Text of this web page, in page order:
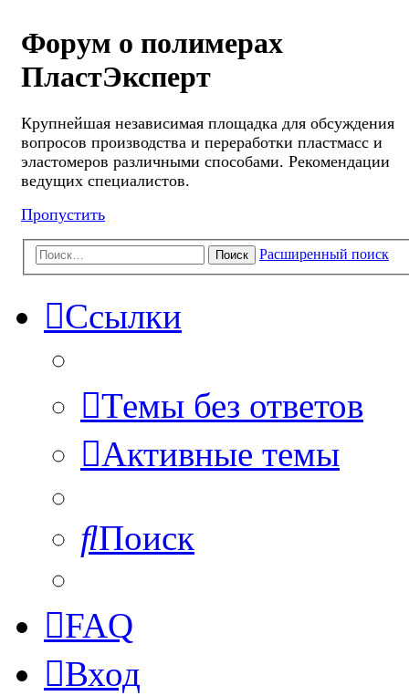
Форум о полимерах
ПластЭксперт
Крупнейшая независимая площадка для обсуждения
вопросов производства и переработки пластмасс и
эластомеров различными способами. Рекомендации
ведущих специалистов.
Пропустить
Поиск Расширенный поиск
Ссылки
Темы без ответов
Активные темы
Поиск
FAQ
Вход